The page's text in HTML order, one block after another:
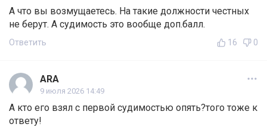
А что вы возмущаетесь. На такие должности честных
не берут. А судимость это вообще доп.балл.
Ответить 16 0
ARA
9 июля 2026 14:49
А кто его взял с первой судимостью опять?того тоже к
ответу!